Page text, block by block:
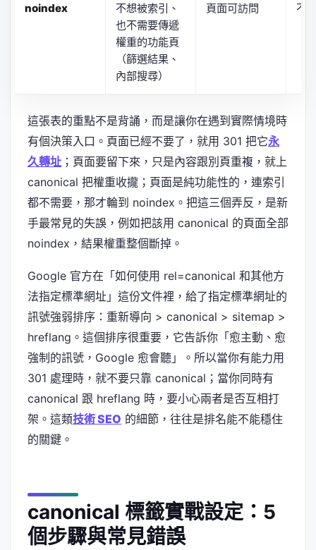
noindex
不想被索引、
也不需要傳遞
權重的功能頁
（篩選結果、
內部搜尋）
頁面可訪問 不
這張表的重點不是背誦，而是讓你在遇到實際情境時
有個決策入口。頁面已經不要了，就用 301 把它永
久轉址 ；頁面要留下來，只是內容跟別頁重複，就上
canonical 把權重收攏；頁面是純功能性的，連索引
都不需要，那才輪到 noindex。把這三個弄反，是新
手最常見的失誤，例如把該用 canonical 的頁面全部
noindex，結果權重整個斷掉。
Google 官方在「如何使用 rel=canonical 和其他方
法指定標準網址」這份文件裡，給了指定標準網址的
訊號強弱排序：重新導向 > canonical > sitemap >
hreflang。這個排序很重要，它告訴你「愈主動、愈
強制的訊號，Google 愈會聽」。所以當你有能力用
301 處理時，就不要只靠 canonical；當你同時有
canonical 跟 hreflang 時，要小心兩者是否互相打
架。這類技術 SEO 的細節，往往是排名能不能穩住
的關鍵。
canonical 標籤實戰設定：5
個步驟與常見錯誤